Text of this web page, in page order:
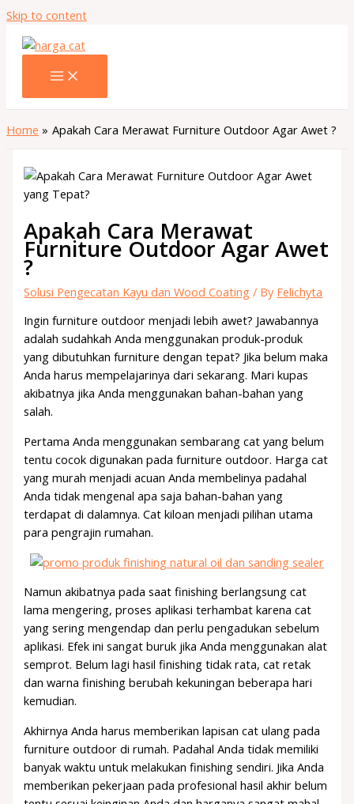
Skip to content
Home Apakah Cara Merawat Furniture Outdoor Agar Awet ?
Apakah Cara Merawat
Furniture Outdoor Agar Awet
?
Solusi Pengecatan Kayu dan Wood Coating / By Felichyta
Ingin furniture outdoor menjadi lebih awet? Jawabannya
adalah sudahkah Anda menggunakan produk-produk
yang dibutuhkan furniture dengan tepat? Jika belum maka
Anda harus mempelajarinya dari sekarang. Mari kupas
akibatnya jika Anda menggunakan bahan-bahan yang
salah.
Pertama Anda menggunakan sembarang cat yang belum
tentu cocok digunakan pada furniture outdoor. Harga cat
yang murah menjadi acuan Anda membelinya padahal
Anda tidak mengenal apa saja bahan-bahan yang
terdapat di dalamnya. Cat kiloan menjadi pilihan utama
para pengrajin rumahan.
Namun akibatnya pada saat finishing berlangsung cat
lama mengering, proses aplikasi terhambat karena cat
yang sering mengendap dan perlu pengadukan sebelum
aplikasi. Efek ini sangat buruk jika Anda menggunakan alat
semprot. Belum lagi hasil finishing tidak rata, cat retak
dan warna finishing berubah kekuningan beberapa hari
kemudian.
Akhirnya Anda harus memberikan lapisan cat ulang pada
furniture outdoor di rumah. Padahal Anda tidak memiliki
banyak waktu untuk melakukan finishing sendiri. Jika Anda
memberikan pekerjaan pada profesional hasil akhir belum